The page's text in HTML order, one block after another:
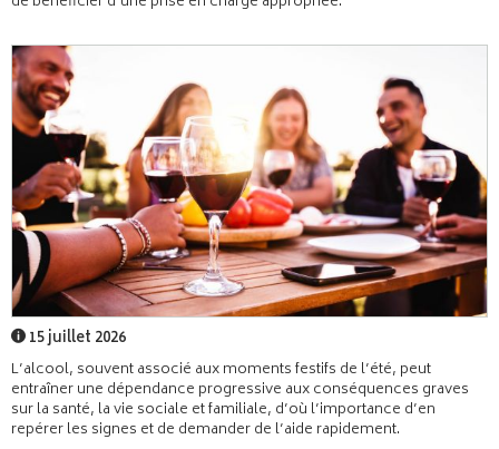
15 juillet 2026
L’alcool, souvent associé aux moments festifs de l’été, peut
entraîner une dépendance progressive aux conséquences graves
sur la santé, la vie sociale et familiale, d’où l’importance d’en
repérer les signes et de demander de l’aide rapidement.